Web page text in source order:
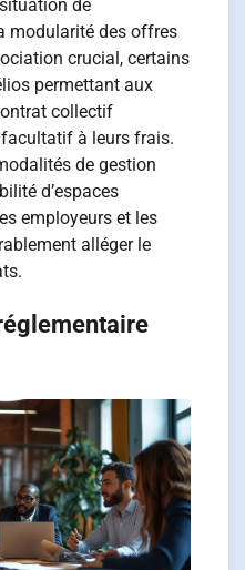
de
modularité des offres
crucial, certains
permettant aux
collectif
à leurs frais.
de gestion
d’espaces
employeurs et les
alléger le